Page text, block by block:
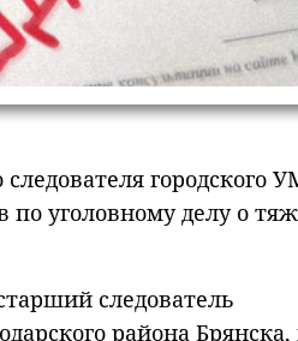
городского
по уголовному делу о
следователь
района Брянска,